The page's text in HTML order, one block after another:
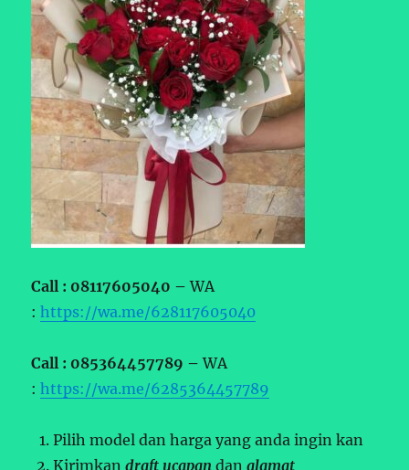
Call : 08117605040 –WA
:https://wa.me/628117605040
Call : 085364457789 –WA
:https://wa.me/6285364457789
Pilih model dan harga yang anda ingin kan
Kirimkandraft ucapan danalamat